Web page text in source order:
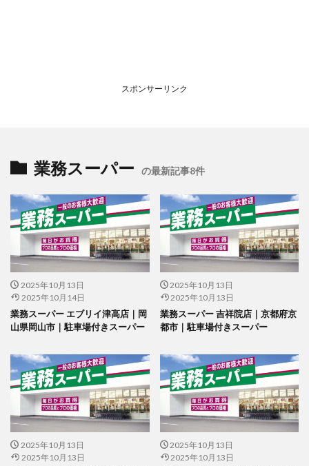
スポンサーリンク
業務スーパー の最新記事8件
2025年10月13日
2025年10月14日
業務スーパー エブリイ津高店｜岡
山県岡山市｜駐車場付きスーパー
2025年10月13日
2025年10月13日
業務スーパー 吉祥院店｜京都府京
都市｜駐車場付きスーパー
2025年10月13日
2025年10月13日
2025年10月13日
2025年10月13日